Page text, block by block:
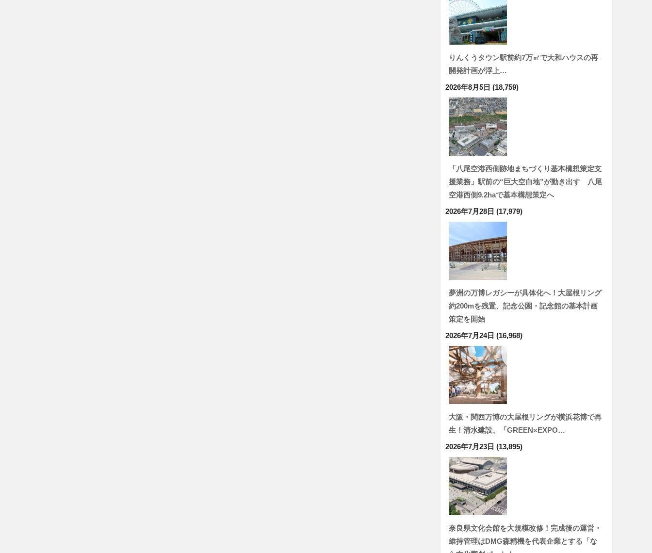
りんくうタウン駅前約7万㎡で大和ハウスの再
開発計画が浮上…
2026年8月5日 (18,759)
「八尾空港西側跡地まちづくり基本構想策定支
援業務」駅前の“巨大空白地”が動き出す 八尾
空港西側9.2haで基本構想策定へ
2026年7月28日 (17,979)
夢洲の万博レガシーが具体化へ！大屋根リング
約200mを残置、記念公園・記念館の基本計画
策定を開始
2026年7月24日 (16,968)
大阪・関西万博の大屋根リングが横浜花博で再
生！清水建設、「GREEN×EXPO…
2026年7月23日 (13,895)
奈良県文化会館を大規模改修！完成後の運営・
維持管理はDMG森精機を代表企業とする「な